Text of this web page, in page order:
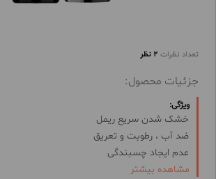
تعداد نظرات 2 نظر
جزئیات محصول:
ویژگی:
خشک شدن سریع ریمل
ضد آب ، رطوبت و تعریق
عدم ایجاد چسبندگی
حاوی ویتامین E
مشاهده بیشتر